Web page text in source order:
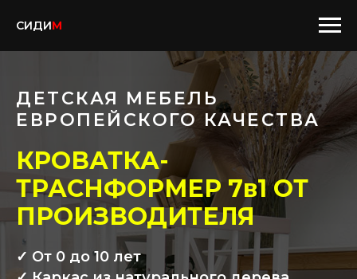
СИДИМ
ДЕТСКАЯ МЕБЕЛЬ
ЕВРОПЕЙСКОГО КАЧЕСТВА
КРОВАТКА-
ТРАСНФОРМЕР 7в1 ОТ
ПРОИЗВОДИТЕЛЯ
✓ От 0 до 10 лет